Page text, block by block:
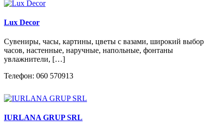
Lux Decor
Сувениры, часы, картины, цветы с вазами, широкий выбор
часов, настенные, наручные, напольные, фонтаны
увлажнители, […]
Телефон: 060 570913
IURLANA GRUP SRL